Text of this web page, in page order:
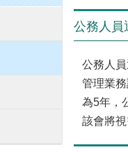
公務人員
公務人
管理業
為5年，
該會將視